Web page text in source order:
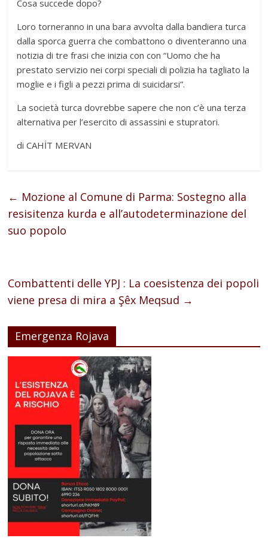
Cosa succede dopo?
Loro torneranno in una bara avvolta dalla bandiera turca
dalla sporca guerra che combattono o diventeranno una
notizia di tre frasi che inizia con con “Uomo che ha
prestato servizio nei corpi speciali di polizia ha tagliato la
moglie e i figli a pezzi prima di suicidarsi”.
La società turca dovrebbe sapere che non c’è una terza
alternativa per l’esercito di assassini e stupratori.
di CAHİT MERVAN
← Mozione al Comune di Parma: Sostegno alla
resisitenza kurda e all’autodeterminazione del
suo popolo
Combattenti delle YPJ : La coesistenza dei popoli
viene presa di mira a Şêx Meqsud →
Emergenza Rojava